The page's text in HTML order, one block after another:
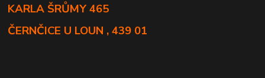
KARLA ŠRŮMY 465
ČERNČICE U LOUN , 439 01